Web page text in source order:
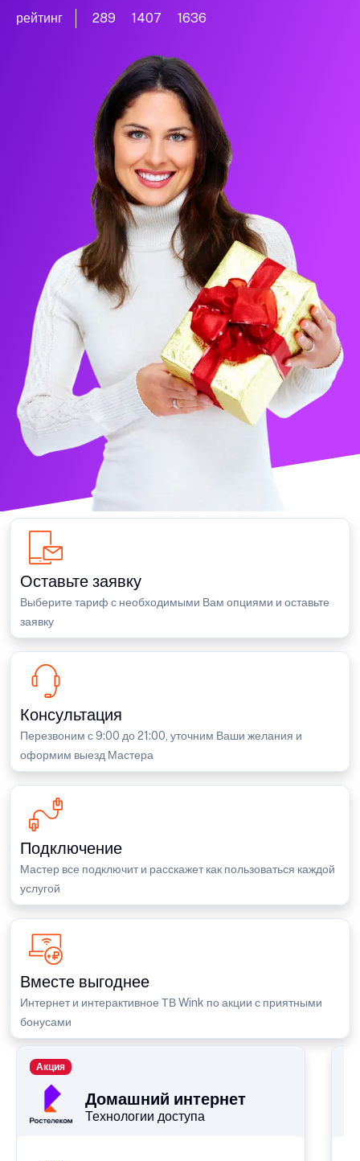
рейтинг 289 1407 1636
Оставьте заявку
Выберите тариф с необходимыми Вам опциями и оставьте
заявку
Консультация
Перезвоним с 9:00 до 21:00, уточним Ваши желания и
оформим выезд Мастера
Подключение
Мастер все подключит и расскажет как пользоваться каждой
услугой
Вместе выгоднее
Интернет и интерактивное ТВ Wink по акции с приятными
бонусами
Домашний интернет
Технологии доступа
Акция